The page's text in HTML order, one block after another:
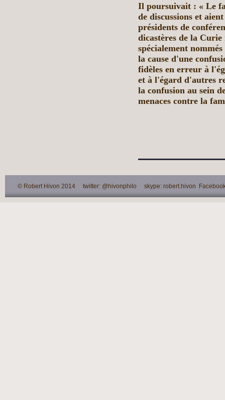
Il poursuivait : « Le
de discussions et
présidents de
dicastères de la
spécialement
la cause d'une
fidèles en erreur à
et à l'égard d'autres
la confusion au sein
menaces contre la
© Robert Hivon 2014 twitter: @hivonphilo skype: robert.hivon